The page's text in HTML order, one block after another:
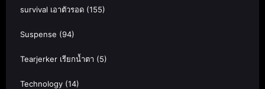
survival เอาตัวรอด (155)
Suspense (94)
Tearjerker เรียกน้ำตา (5)
Technology (14)